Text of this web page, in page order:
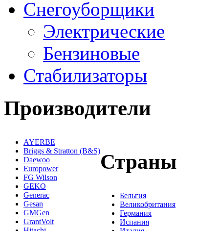
Снегоуборщики
Электрические
Бензиновые
Стабилизаторы
Производители
AYERBE
Briggs & Stratton (B&S)
Daewoo
Europower
FG Wilson
GEKO
Generac
Gesan
GMGen
GrantVolt
Страны
Бельгия
Великобритания
Германия
Испания